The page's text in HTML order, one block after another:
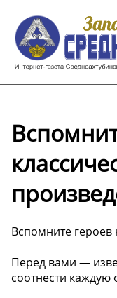
Вспомните героев
Перед вами —
соотнести каждую